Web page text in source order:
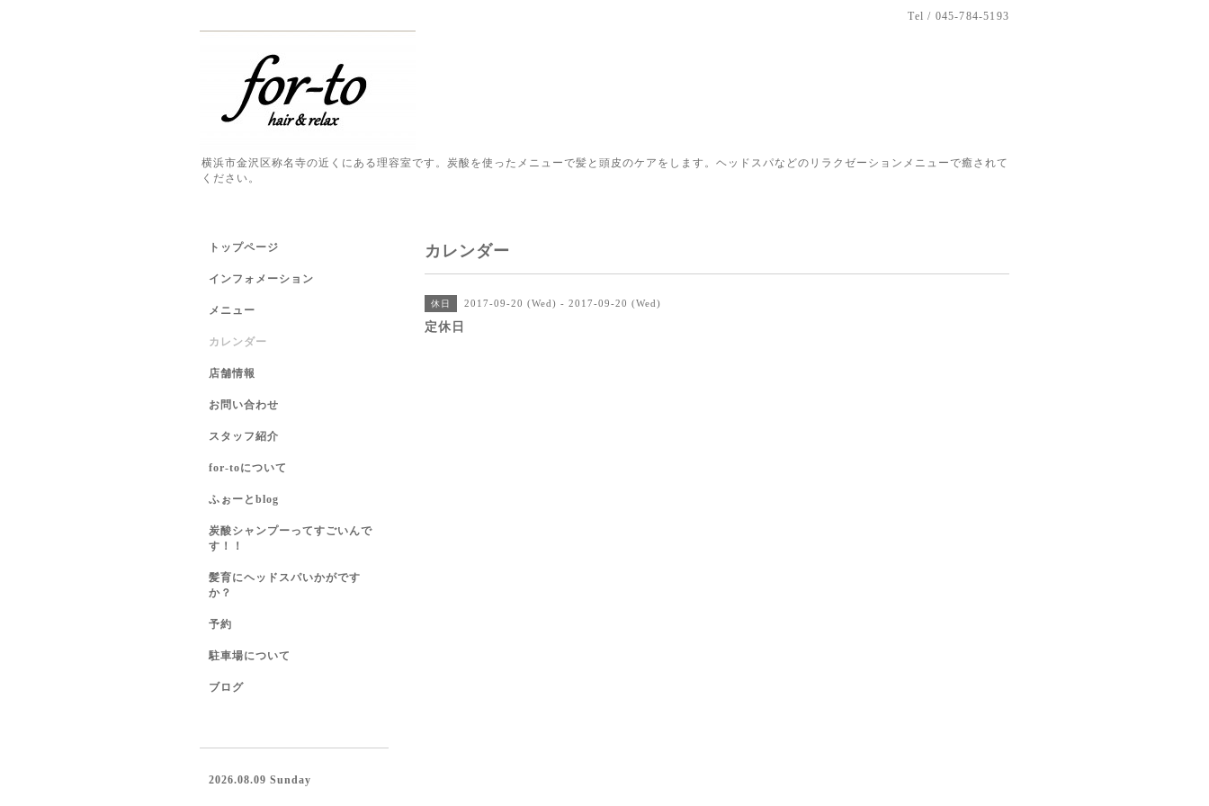
Tel / 045-784-5193
横浜市金沢区称名寺の近くにある理容室です。炭酸を使ったメニューで髪と頭皮のケアをします。ヘッドスパなどのリラクゼーションメニューで癒されて
ください。
カレンダー
休日 2017-09-20 (Wed) - 2017-09-20 (Wed)
定休日
トップページ
インフォメーション
メニュー
カレンダー
店舗情報
お問い合わせ
スタッフ紹介
for-toについて
ふぉーとblog
炭酸シャンプーってすごいんで
す！！
髪育にヘッドスパいかがです
か？
予約
駐車場について
ブログ
2026.08.09 Sunday